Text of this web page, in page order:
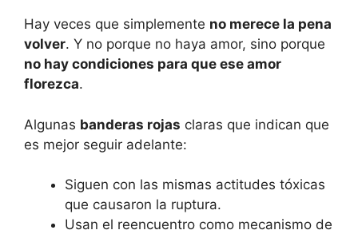
Hay veces que simplemente no merece la pena
volver. Y no porque no haya amor, sino porque
no hay condiciones para que ese amor
florezca.
Algunas banderas rojas claras que indican que
es mejor seguir adelante:
Siguen con las mismas actitudes tóxicas
que causaron la ruptura.
Usan el reencuentro como mecanismo de